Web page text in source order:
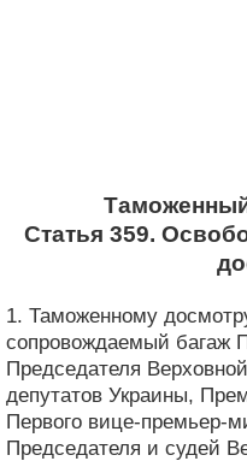
Статья 359.
1. Таможенному
сопровождаемый багаж
Председателя
депутатов Украины,
Первого вице-премьер-
Председателя и судей